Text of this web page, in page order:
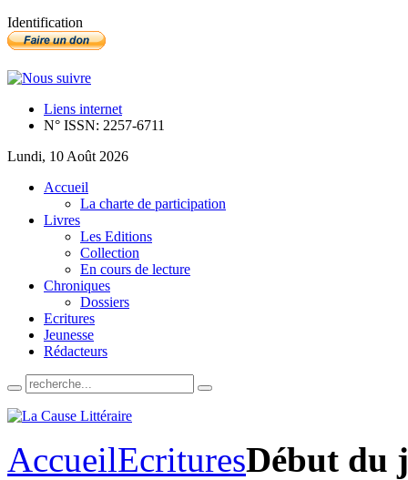
Identification
Liens internet
N° ISSN: 2257-6711
Lundi, 10 Août 2026
Accueil
La charte de participation
Livres
Les Editions
Collection
En cours de lecture
Chroniques
Dossiers
Ecritures
Jeunesse
Rédacteurs
AccueilEcrituresDébut du